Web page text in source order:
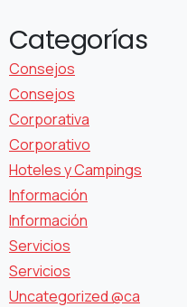
Categorías
Consejos
Consejos
Corporativa
Corporativo
Hoteles y Campings
Información
Información
Servicios
Servicios
Uncategorized @ca